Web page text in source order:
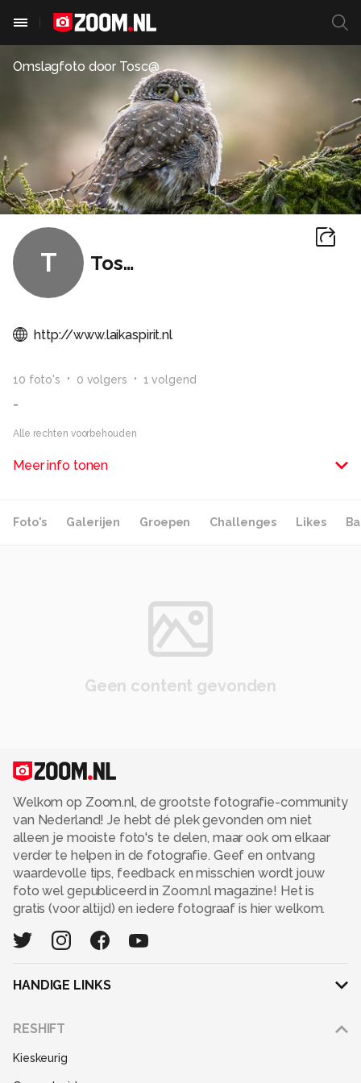
Omslagfoto door Tosc@
T Tosc@
http://www.laikaspirit.nl
10 foto's 0 volgers 1 volgend
-
Alle rechten voorbehouden
Meer info tonen
Foto's Galerijen Groepen Challenges Likes
Geen content gevonden
Welkom op Zoom.nl, de grootste fotografie-community
van Nederland! Je hebt dé plek gevonden om niet
alleen je mooiste foto's te delen, maar ook om elkaar
verder te helpen in de fotografie. Geef en ontvang
waardevolle tips, feedback en misschien wordt jouw
foto wel gepubliceerd in Zoom.nl magazine! Het is
gratis (voor altijd) en iedere fotograaf is hier welkom.
HANDIGE LINKS
RESHIFT
Kieskeurig